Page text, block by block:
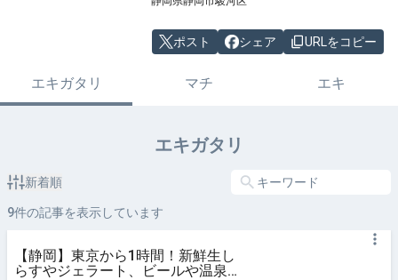
ポスト シェア URLをコピー
エキガタリ マチ エキ
エキガタリ
新着順
9件の記事を表示しています
【静岡】東京から1時間！新鮮生し
らすやジェラート、ビールや温泉を